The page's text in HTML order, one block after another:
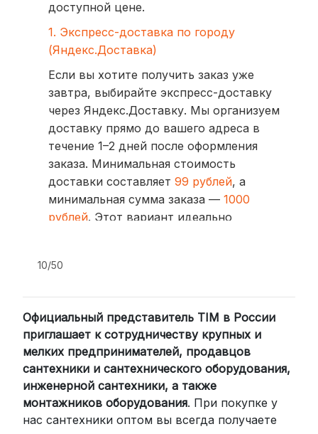
доступной цене.
1. Экспресс-доставка по городу
(Яндекс.Доставка)
Если вы хотите получить заказ уже
завтра, выбирайте экспресс-доставку
через Яндекс.Доставку. Мы организуем
доставку прямо до вашего адреса в
течение 1–2 дней после оформления
заказа. Минимальная стоимость
доставки составляет 99 рублей, а
минимальная сумма заказа — 1000
рублей. Этот вариант идеально
компании (СДЭК, BoxBerry, DPD)
Для клиентов из других регионов
России мы сотрудничаем с
проверенными транспортными
компаниями:
СДЭК: Выбирайте доставку до
пункта выдачи (от 2 дней) или
10/50
Официальный представитель TIM в России
приглашает к сотрудничеству крупных и
мелких предпринимателей, продавцов
сантехники и сантехнического оборудования,
инженерной сантехники, а также
монтажников оборудования. При покупке у
нас сантехники оптом вы всегда получаете